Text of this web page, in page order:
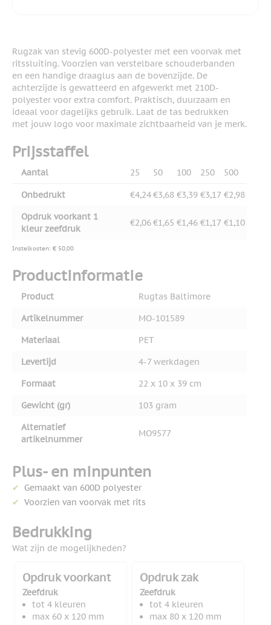
Rugzak van stevig 600D-polyester met een voorvak met
ritssluiting. Voorzien van verstelbare schouderbanden
en een handige draaglus aan de bovenzijde. De
achterzijde is gewatteerd en afgewerkt met 210D-
polyester voor extra comfort. Praktisch, duurzaam en
ideaal voor dagelijks gebruik. Laat de tas bedrukken
met jouw logo voor maximale zichtbaarheid van je merk.
Prijsstaffel
Aantal 25 50 100 250 500
Onbedrukt €4,24€3,68 €3,39 €3,17 €2,98
Opdruk voorkant 1
kleur zeefdruk
€2,06€1,65 €1,46 €1,17 €1,10
Instelkosten: € 50,00
Productinformatie
Product
Rugtas Baltimore
Artikelnummer
MO-101589
Materiaal
PET
Levertijd
4-7 werkdagen
Formaat
22 x 10 x 39 cm
Gewicht (gr)
103 gram
Alternatief
artikelnummer
MO9577
Plus- en minpunten
Gemaakt van 600D polyester
Voorzien van voorvak met rits
Bedrukking
Wat zijn de mogelijkheden?
Opdruk voorkant
Zeefdruk
tot 4 kleuren
max 60 x 120 mm
Opdruk zak
Zeefdruk
tot 4 kleuren
max 80 x 120 mm